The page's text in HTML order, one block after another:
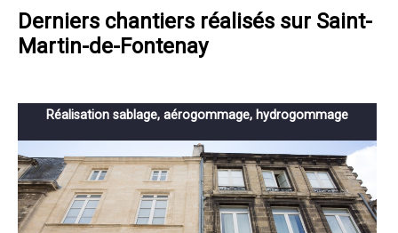
Derniers chantiers réalisés sur Saint-
Martin-de-Fontenay
Réalisation sablage, aérogommage, hydrogommage